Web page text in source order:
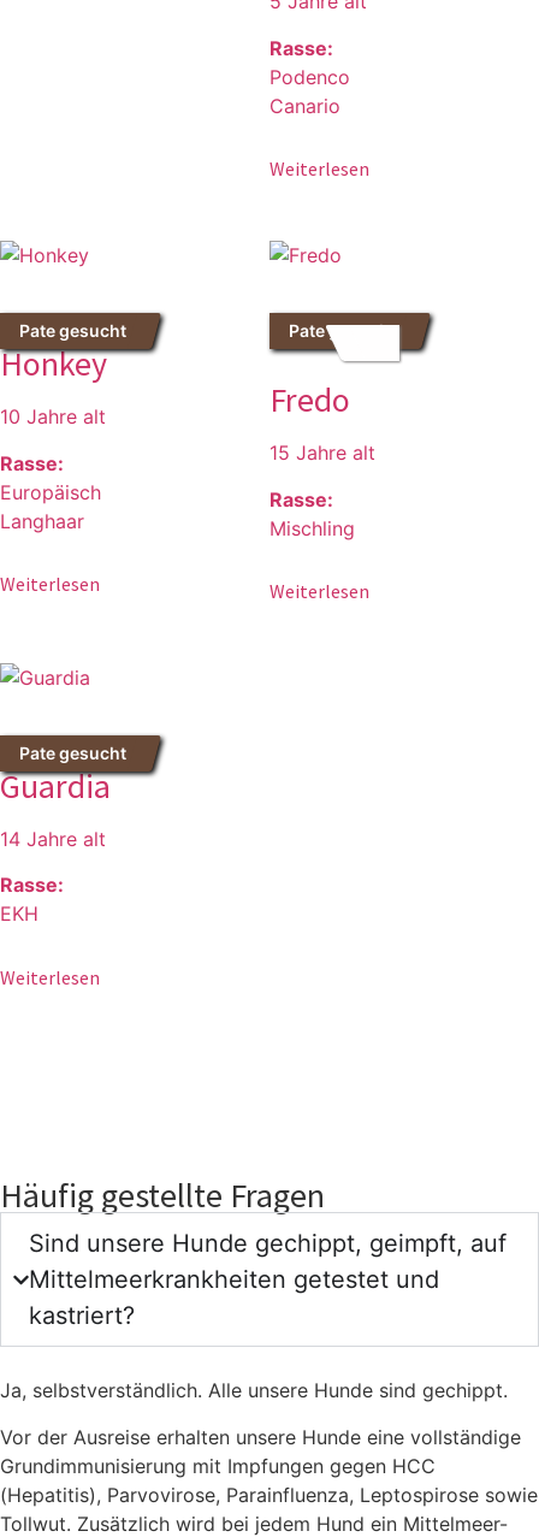
Rasse:
Podenco
Canario
Weiterlesen
Pate gesucht
Honkey
10 Jahre alt
Rasse:
Europäisch
Langhaar
Weiterlesen
Pate gesucht
Fredo
15 Jahre alt
Rasse:
Mischling
Weiterlesen
Pate gesucht
Guardia
14 Jahre alt
Rasse:
EKH
Weiterlesen
Häufig gestellte Fragen
Sind unsere Hunde gechippt, geimpft, auf
Mittelmeerkrankheiten getestet und
kastriert?
Ja, selbstverständlich. Alle unsere Hunde sind gechippt.
Vor der Ausreise erhalten unsere Hunde eine vollständige
Grundimmunisierung mit Impfungen gegen HCC
(Hepatitis), Parvovirose, Parainfluenza, Leptospirose sowie
Tollwut. Zusätzlich wird bei jedem Hund ein Mittelmeer-